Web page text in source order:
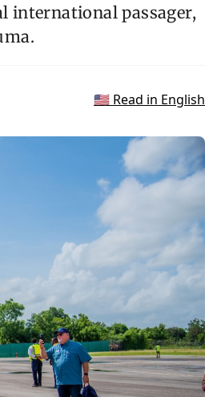
international passager,
🇺🇸 Read in English